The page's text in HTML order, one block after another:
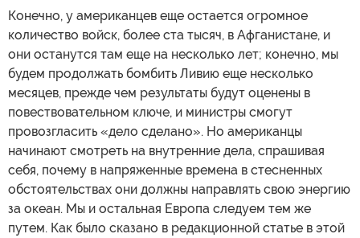
Конечно, у американцев еще остается огромное
количество войск, более ста тысяч, в Афганистане, и
они останутся там еще на несколько лет; конечно, мы
будем продолжать бомбить Ливию еще несколько
месяцев, прежде чем результаты будут оценены в
повествовательном ключе, и министры смогут
провозгласить «дело сделано». Но американцы
начинают смотреть на внутренние дела, спрашивая
себя, почему в напряженные времена в стесненных
обстоятельствах они должны направлять свою энергию
за океан. Мы и остальная Европа следуем тем же
путем. Как было сказано в редакционной статье в этой